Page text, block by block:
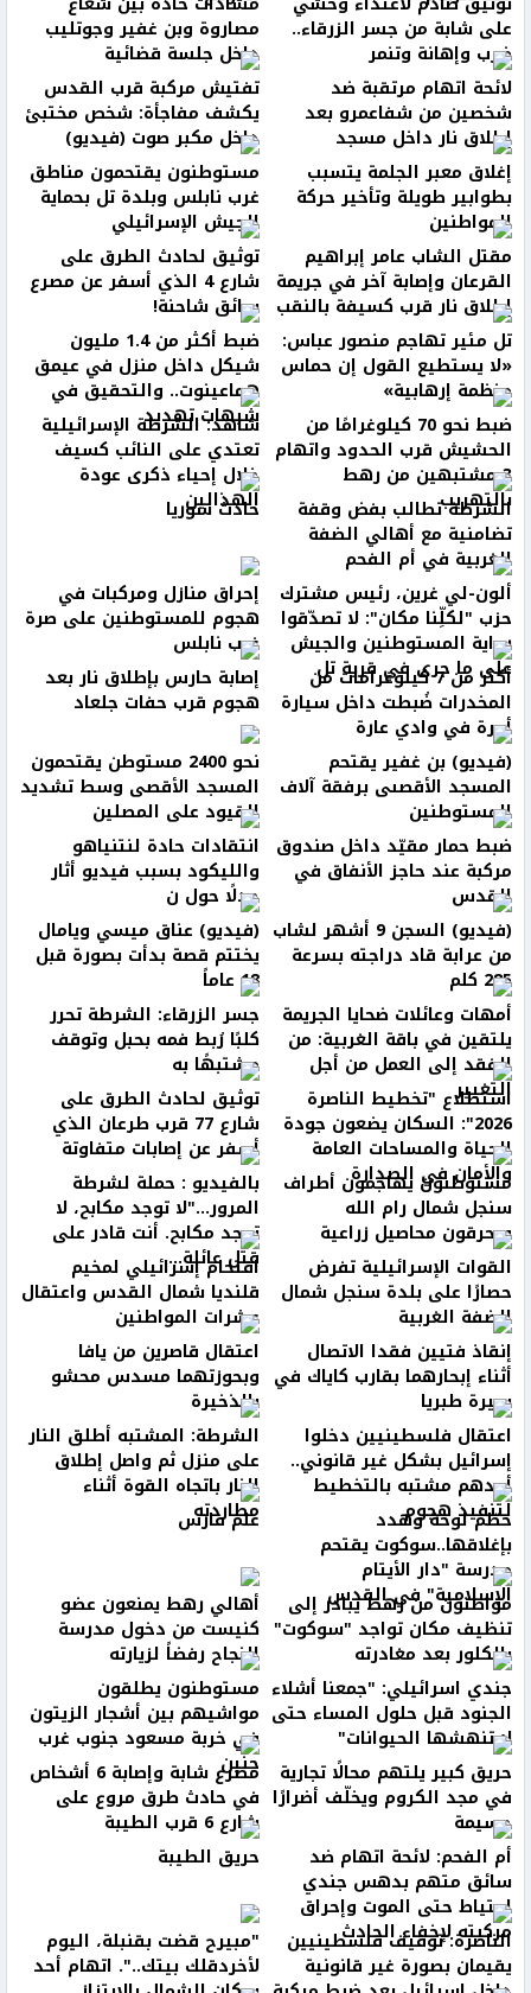
على شابة من جسر الزرقاء..
ضرب وإهانة وتنمر
مصاروة وبن غفير وجوتليب
داخل جلسة قضائية
لائحة اتهام مرتقبة ضد
شخصين من شفاعمرو بعد
إطلاق نار داخل مسجد
تفتيش مركبة قرب القدس
يكشف مفاجأة: شخص مختبئ
داخل مكبر صوت (فيديو)
إغلاق معبر الجلمة يتسبب
بطوابير طويلة وتأخير حركة
المواطنين
مستوطنون يقتحمون مناطق
غرب نابلس وبلدة تل بحماية
الجيش الإسرائيلي
مقتل الشاب عامر إبراهيم
القرعان وإصابة آخر في جريمة
إطلاق نار قرب كسيفة بالنقب
توثيق لحادث الطرق على
شارع 4 الذي أسفر عن مصرع
سائق شاحنة!
تل مئير تهاجم منصور عباس:
«لا يستطيع القول إن حماس
منظمة إرهابية»
ضبط أكثر من 1.4 مليون
شيكل داخل منزل في عيمق
هماعينوت.. والتحقيق في
شبهات تهديد ضبط نحو 70 كيلوغرامًا من
الحشيش قرب الحدود واتهام
3 مشتبهين من رهط
بالتهريب
شاهد: الشرطة الإسرائيلية
تعتدي على النائب كسيف
خلال إحياء ذكرى عودة
الهذالين الشرطة تطالب بفض وقفة
تضامنية مع أهالي الضفة
الغربية في أم الفحم
حادث سوريا
ألون-لي غرين، رئيس مشترك
حزب "لكلِّنا مكان": لا تصدّقوا
رواية المستوطنين والجيش
على ما جرى في قرية تل
إحراق منازل ومركبات في
هجوم للمستوطنين على صرة
غرب نابلس
أكثر من 7 كيلوغرامات من
المخدرات ضُبطت داخل سيارة
أجرة في وادي عارة
إصابة حارس بإطلاق نار بعد
هجوم قرب حفات جلعاد
(فيديو) بن غفير يقتحم
المسجد الأقصىى برفقة آلاف
المستوطنين
نحو 2400 مستوطن يقتحمون
المسجد الأقصى وسط تشديد
القيود على المصلين
ضبط حمار مقيّد داخل صندوق
مركبة عند حاجز الأنفاق في
القدس
انتقادات حادة لنتنياهو
والليكود بسبب فيديو أثار
جدلًا حول ن
(فيديو) السجن 9 أشهر لشاب
من عرابة قاد دراجته بسرعة
285 كلم
(فيديو) عناق ميسي ويامال
يختتم قصة بدأت بصورة قبل
18 عاماً
أمهات وعائلات ضحايا الجريمة
يلتقين في باقة الغربية: من
الفقد إلى العمل من أجل
التغيير
جسر الزرقاء: الشرطة تحرر
كلبًا رُبط فمه بحبل وتوقف
مشتبهًا به
استطلاع "تخطيط الناصرة
2026": السكان يضعون جودة
الحياة والمساحات العامة
والأمان في الصدارة
توثيق لحادث الطرق على
شارع 77 قرب طرعان الذي
أسفر عن إصابات متفاوتة
مستوطنون يهاجمون أطراف
سنجل شمال رام الله
ويحرقون محاصيل زراعية
بالفيديو : حملة لشرطة
المرور..."لا توجد مكابح، لا
توجد مكابح. أنت قادر على
قتل عائلة... القوات الإسرائيلية تفرض
حصارًا على بلدة سنجل شمال
الضفة الغربية
اقتحام إسرائيلي لمخيم
قلنديا شمال القدس واعتقال
عشرات المواطنين
إنقاذ فتيين فقدا الاتصال
أثناء إبحارهما بقارب كاياك في
بحيرة طبريا
اعتقال قاصرين من يافا
وبحوزتهما مسدس محشو
بالذخيرة
اعتقال فلسطينيين دخلوا
إسرائيل بشكل غير قانوني..
أحدهم مشتبه بالتخطيط
لتنفيذ هجوم
الشرطة: المشتبه أطلق النار
على منزل ثم واصل إطلاق
النار باتجاه القوة أثناء
مطاردته حطّم لوحة وهدد
بإغلاقها..سوكوت يقتحم
مدرسة "دار الأيتام
الإسلامية" في القدس
علم فارس
مواطنون من رهط يبادر إلى
تنظيف مكان تواجد "سوكوت"
بالكلور بعد مغادرته
أهالي رهط يمنعون عضو
كنيست من دخول مدرسة
النجاح رفضاً لزيارته
جندي اسرائيلي: "جمعنا أشلاء
الجنود قبل حلول المساء حتى
لا تنهشها الحيوانات"
مستوطنون يطلقون
مواشيهم بين أشجار الزيتون
في خربة مسعود جنوب غرب
جنين حريق كبير يلتهم محالًا تجارية
في مجد الكروم ويخلّف أضرارًا
جسيمة
مصرع شابة وإصابة 6 أشخاص
في حادث طرق مروع على
شارع 6 قرب الطيبة
أم الفحم: لائحة اتهام ضد
سائق متهم بدهس جندي
احتياط حتى الموت وإحراق
مركبته لإخفاء الحادث
حريق الطيبة
الناصرة: توقيف فلسطينيين
يقيمان بصورة غير قانونية
"مبيرح قضت بقنبلة، اليوم
لأخردقلك بيتك..". اتهام أحد